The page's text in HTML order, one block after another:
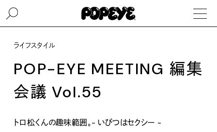
ライフスタイル
POP-EYE MEETING 編集
会議 Vol.55
トロ松くんの趣味範囲。- いびつはセクシー -